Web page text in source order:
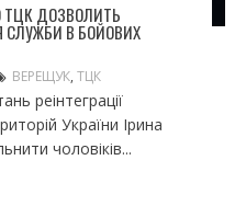
ТЦК ДОЗВОЛИТЬ
СЛУЖБИ В БОЙОВИХ
ВЕРЕЩУК, ТЦК
реінтеграції
України Ірина
чоловіків...